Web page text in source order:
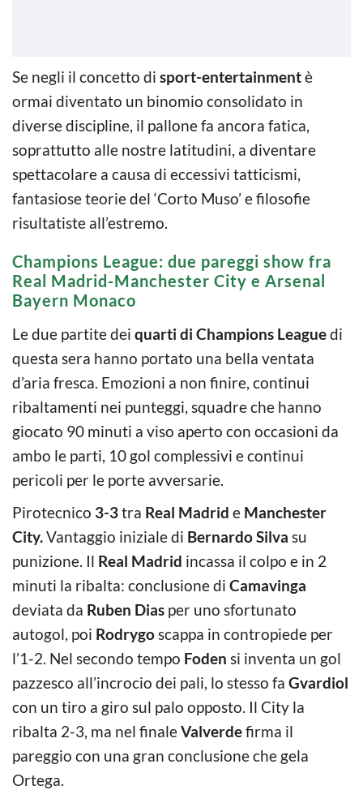
Se negli il concetto di sport-entertainmentè
ormai diventato un binomio consolidato in
diverse discipline, il pallone fa ancora fatica,
soprattutto alle nostre latitudini, a diventare
spettacolare a causa di eccessivi tatticismi,
fantasiose teorie del ‘Corto Muso’ e filosofie
risultatiste all’estremo.
Champions League: due pareggi show fra
Real Madrid-Manchester City e Arsenal
Bayern Monaco
Le due partite dei quarti di Champions Leaguedi
questa sera hanno portato una bella ventata
d’aria fresca. Emozioni a non finire, continui
ribaltamenti nei punteggi, squadre che hanno
giocato 90 minuti a viso aperto con occasioni da
ambo le parti, 10 gol complessivi e continui
pericoli per le porte avversarie.
Pirotecnico 3-3tra Real Madrid e Manchester
City.Vantaggio iniziale di Bernardo Silva su
punizione. Il Real Madrid incassa il colpo e in 2
minuti la ribalta: conclusione di Camavinga
deviata da Ruben Dias per uno sfortunato
autogol, poi Rodrygoscappa in contropiede per
l’1-2. Nel secondo tempo Foden si inventa un gol
pazzesco all’incrocio dei pali, lo stesso fa Gvardiol
con un tiro a giro sul palo opposto. Il City la
ribalta 2-3, ma nel finaleValverdefirma il
pareggio con una gran conclusione che gela
Ortega.